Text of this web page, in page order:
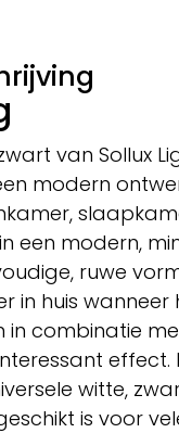
van Sollux
modern
een modern,
ruwe
in huis wanneer
in combinatie
witte,
is voor